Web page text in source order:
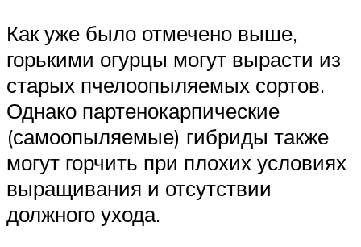
Как уже было отмечено выше,
горькими огурцы могут вырасти из
старых пчелоопыляемых сортов.
Однако партенокарпические
(самоопыляемые) гибриды также
могут горчить при плохих условиях
выращивания и отсутствии
должного ухода.